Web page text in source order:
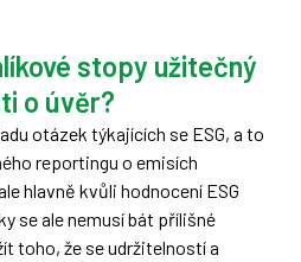
stopy užitečný
o úvěr?
otázek týkajících se ESG, a to
reportingu o emisích
hlavně kvůli hodnocení ESG
se ale nemusí bát přílišné
toho, že se udržitelností a